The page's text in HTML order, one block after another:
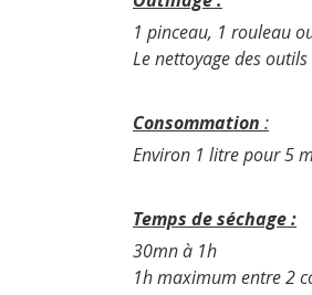
1 pinceau, 1 rouleau
Le nettoyage des outils
Consommation :
Environ 1 litre pour 5
Temps de séchage :
30mn à 1h
1h maximum entre 2